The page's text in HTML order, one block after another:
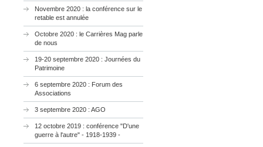
Novembre 2020 : la conférence sur le
retable est annulée
Octobre 2020 : le Carrières Mag parle
de nous
19-20 septembre 2020 : Journées du
Patrimoine
6 septembre 2020 : Forum des
Associations
3 septembre 2020 : AGO
12 octobre 2019 : conférence "D'une
guerre à l'autre" - 1918-1939 -